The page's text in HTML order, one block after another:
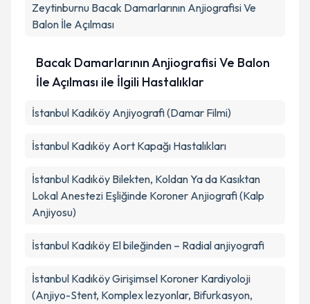
Zeytinburnu Bacak Damarlarının Anjiografisi Ve
Balon İle Açılması
Bacak Damarlarının Anjiografisi Ve Balon
İle Açılması ile İlgili Hastalıklar
İstanbul Kadıköy Anjiyografi (Damar Filmi)
İstanbul Kadıköy Aort Kapağı Hastalıkları
İstanbul Kadıköy Bilekten, Koldan Ya da Kasıktan
Lokal Anestezi Eşliğinde Koroner Anjiografi (Kalp
Anjiyosu)
İstanbul Kadıköy El bileğinden – Radial anjiyografi
İstanbul Kadıköy Girişimsel Koroner Kardiyoloji
(Anjiyo-Stent, Komplex lezyonlar, Bifurkasyon,